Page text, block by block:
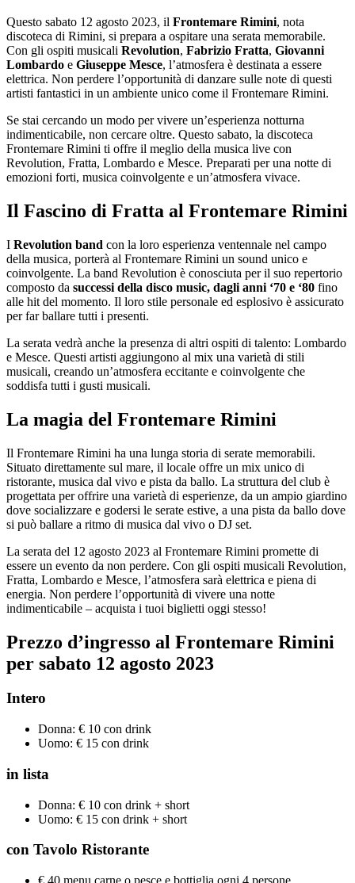
Questo sabato 12 agosto 2023, il Frontemare Rimini, nota
discoteca di Rimini, si prepara a ospitare una serata memorabile.
Con gli ospiti musicali Revolution, Fabrizio Fratta, Giovanni
Lombardo e Giuseppe Mesce, l’atmosfera è destinata a essere
elettrica. Non perdere l’opportunità di danzare sulle note di questi
artisti fantastici in un ambiente unico come il Frontemare Rimini.
Se stai cercando un modo per vivere un’esperienza notturna
indimenticabile, non cercare oltre. Questo sabato, la discoteca
Frontemare Rimini ti offre il meglio della musica live con
Revolution, Fratta, Lombardo e Mesce. Preparati per una notte di
emozioni forti, musica coinvolgente e un’atmosfera vivace.
Il Fascino di Fratta al Frontemare Rimini
I Revolution band con la loro esperienza ventennale nel campo
della musica, porterà al Frontemare Rimini un sound unico e
coinvolgente. La band Revolution è conosciuta per il suo repertorio
composto da successi della disco music, dagli anni ‘70 e ‘80 fino
alle hit del momento. Il loro stile personale ed esplosivo è assicurato
per far ballare tutti i presenti.
La serata vedrà anche la presenza di altri ospiti di talento: Lombardo
e Mesce. Questi artisti aggiungono al mix una varietà di stili
musicali, creando un’atmosfera eccitante e coinvolgente che
soddisfa tutti i gusti musicali.
La magia del Frontemare Rimini
Il Frontemare Rimini ha una lunga storia di serate memorabili.
Situato direttamente sul mare, il locale offre un mix unico di
ristorante, musica dal vivo e pista da ballo. La struttura del club è
progettata per offrire una varietà di esperienze, da un ampio giardino
dove socializzare e godersi le serate estive, a una pista da ballo dove
si può ballare a ritmo di musica dal vivo o DJ set.
La serata del 12 agosto 2023 al Frontemare Rimini promette di
essere un evento da non perdere. Con gli ospiti musicali Revolution,
Fratta, Lombardo e Mesce, l’atmosfera sarà elettrica e piena di
energia. Non perdere l’opportunità di vivere una notte
indimenticabile – acquista i tuoi biglietti oggi stesso!
Prezzo d’ingresso al Frontemare Rimini
per sabato 12 agosto 2023
Intero
Donna: € 10 con drink
Uomo: € 15 con drink
in lista
Donna: € 10 con drink + short
Uomo: € 15 con drink + short
con Tavolo Ristorante
€ 40 menu carne o pesce e bottiglia ogni 4 persone